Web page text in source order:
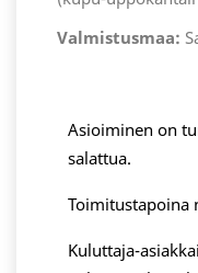
Valmistusmaa:
Asioiminen on
salattua.
Toimitustapoina
Kuluttaja-